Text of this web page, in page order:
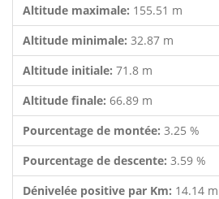
Altitude maximale: 155.51 m
Altitude minimale: 32.87 m
Altitude initiale: 71.8 m
Altitude finale: 66.89 m
Pourcentage de montée: 3.25 %
Pourcentage de descente: 3.59 %
Dénivelée positive par Km: 14.14 m